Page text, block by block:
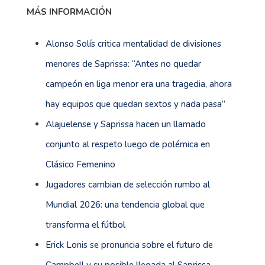
MÁS INFORMACIÓN
Alonso Solís critica mentalidad de divisiones
menores de Saprissa: “Antes no quedar
campeón en liga menor era una tragedia, ahora
hay equipos que quedan sextos y nada pasa”
Alajuelense y Saprissa hacen un llamado
conjunto al respeto luego de polémica en
Clásico Femenino
Jugadores cambian de selección rumbo al
Mundial 2026: una tendencia global que
transforma el fútbol
Erick Lonis se pronuncia sobre el futuro de